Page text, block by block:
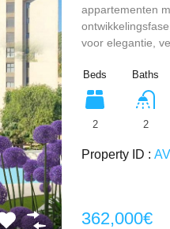
appartementen
voor elegantie,
Beds
2
Baths
2
Property ID :
362,000€